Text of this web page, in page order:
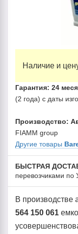
Наличие и
Гарантия: 24
(2 года) с даты
Производство:
FIAMM group
Другие товары
БЫСТРАЯ
перевозчиками по
В производстве
564 150 061